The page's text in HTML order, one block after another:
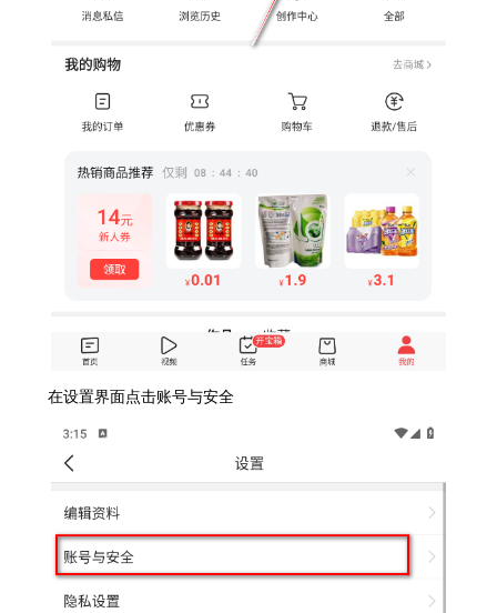
在设置界面点击账号与安全